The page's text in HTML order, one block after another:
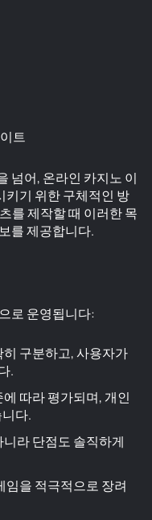
트
넘어, 온라인 카지노 이
키기 위한 구체적인 방
를 제작할 때 이러한 목
를 제공합니다.
로 운영됩니다:
구분하고, 사용자가
.
따라 평가되며, 개인
다.
라 단점도 솔직하게
임을 적극적으로 장려